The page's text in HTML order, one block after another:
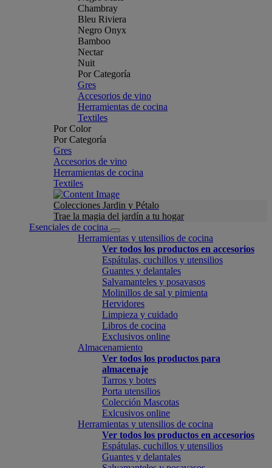
Chambray
Bleu Riviera
Negro Onyx
Bamboo
Nectar
Nuit
Por Categoría
Gres
Accesorios de vino
Herramientas de cocina
Textiles
Por Color
Por Categoría
Gres
Accesorios de vino
Herramientas de cocina
Textiles
Colecciones Jardin y Pétalo
Trae la magia del jardín a tu hogar
Esenciales de cocina
Herramientas y utensilios de cocina
Ver todos los productos en accesorios
Espátulas, cuchillos y utensilios
Guantes y delantales
Salvamanteles y posavasos
Molinillos de sal y pimienta
Hervidores
Limpieza y cuidado
Libros de cocina
Exclusivos online
Almacenamiento
Ver todos los productos para
almacenaje
Tarros y botes
Porta utensilios
Colección Mascotas
Exlcusivos online
Herramientas y utensilios de cocina
Ver todos los productos en accesorios
Espátulas, cuchillos y utensilios
Guantes y delantales